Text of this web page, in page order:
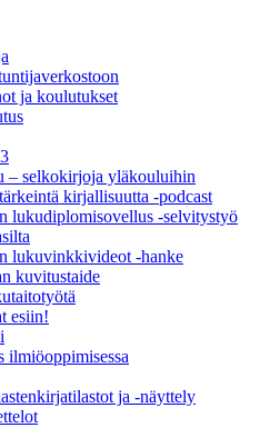
ja koulutukset
– selkokirjoja yläkouluihin
kirjallisuutta -podcast
lukudiplomisovellus -selvitystyö
lukuvinkkivideot -hanke
kuvitustaide
esiin!
ilmiöoppimisessa
ja -näyttely